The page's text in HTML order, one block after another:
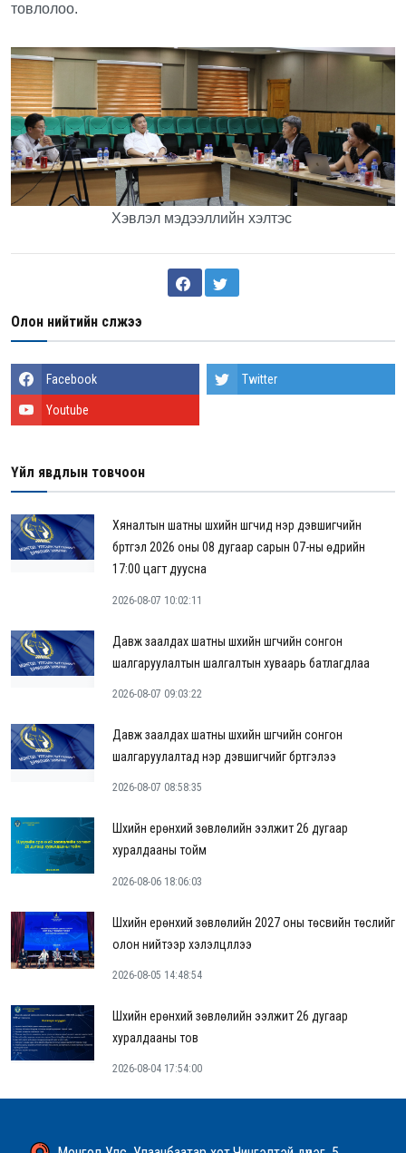
товлолоо.
Хэвлэл мэдээллийн хэлтэс
Олон нийтийн сүлжээ
Facebook Twitter
Youtube
Үйл явдлын товчоон
Хяналтын шатны шүүхийн шүүгчид нэр дэвшигчийн
бүртгэл 2026 оны 08 дугаар сарын 07-ны өдрийн
17:00 цагт дуусна
2026-08-07 10:02:11
Давж заалдах шатны шүүхийн шүүгчийн сонгон
шалгаруулалтын шалгалтын хуваарь батлагдлаа
2026-08-07 09:03:22
Давж заалдах шатны шүүхийн шүүгчийн сонгон
шалгаруулалтад нэр дэвшигчийг бүртгэлээ
2026-08-07 08:58:35
Шүүхийн ерөнхий зөвлөлийн ээлжит 26 дугаар
хуралдааны тойм
2026-08-06 18:06:03
Шүүхийн ерөнхий зөвлөлийн 2027 оны төсвийн төслийг
олон нийтээр хэлэлцүүллээ
2026-08-05 14:48:54
Шүүхийн ерөнхий зөвлөлийн ээлжит 26 дугаар
хуралдааны тов
2026-08-04 17:54:00